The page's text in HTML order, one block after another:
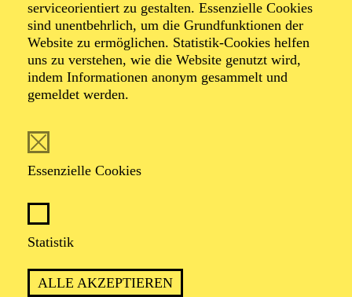
serviceorientiert zu gestalten. Essenzielle Cookies
sind unentbehrlich, um die Grundfunktionen der
Website zu ermöglichen. Statistik-Cookies helfen
uns zu verstehen, wie die Website genutzt wird,
indem Informationen anonym gesammelt und
gemeldet werden.
Essenzielle Cookies
Statistik
ALLE AKZEPTIEREN
Almas Svilpa
Bass-Bariton
Heimatstadt Klaipeda sowie in Vilnius und Zürich.
engagiert, 1997 folgte die Verpflichtung ans Aalto-
Holländer"), Jochanaan ("Salome"), Kaspar ("Der
Freischütz"), Escamillo ("Carmen"), Orest ("Elektra"),